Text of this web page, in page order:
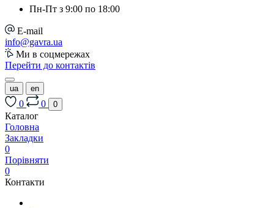
Пн-Пт з 9:00 по 18:00
E-mail
info@gavra.ua
Ми в соцмережах
Перейти до контактів
ua en
0 0 0
Каталог
Головна
Закладки
0
Порівняти
0
Контакти